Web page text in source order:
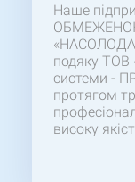
Наше
«НАСОЛОДА
подяку ТОВ
системи -
протягом
високу